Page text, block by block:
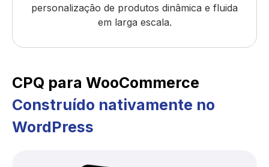
personalização de produtos dinâmica e fluida
em larga escala.
CPQ para WooCommerce
Construído nativamente no
WordPress